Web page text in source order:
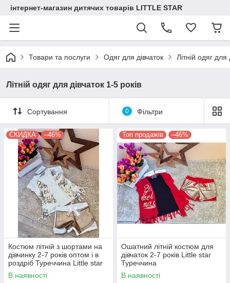
інтернет-магазин дитячих товарів LITTLE STAR
Товари та послуги Одяг для дівчаток Літній одяг для
Літній одяг для дівчаток 1-5 років
Сортування 0 Фільтри
СКИДКА –46%
Костюм літній з шортами на
дівчинку 2-7 років оптом і в
роздріб Туреччина Little star
В наявності
Топ продажів –46%
Ошатний літній костюм для
дівчаток 2-7 років Little star
Туреччина
В наявності